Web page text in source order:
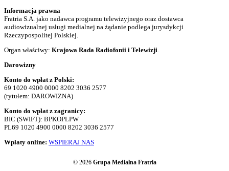
Informacja prawna
Fratria S.A. jako nadawca programu telewizyjnego oraz dostawca
audiowizualnej usługi medialnej na żądanie podlega jurysdykcji
Rzeczypospolitej Polskiej.
Organ właściwy: Krajowa Rada Radiofonii i Telewizji
Darowizny
Konto do wpłat z Polski:
69 1020 4900 0000 8202 3036 2577
(tytułem: DAROWIZNA)
Konto do wpłat z zagranicy:
BIC (SWIFT): BPKOPLPW
PL69 1020 4900 0000 8202 3036 2577
Wpłaty online: WSPIERAJ NAS
© 2026 Grupa Medialna Fratria